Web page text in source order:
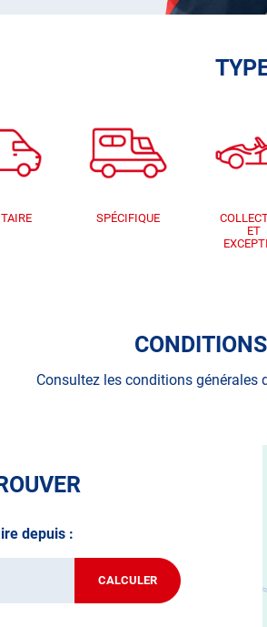
SPÉCIFIQUE
ET
Consultez les conditions générales
depuis :
CALCULER
JUSQU'AU
POINT